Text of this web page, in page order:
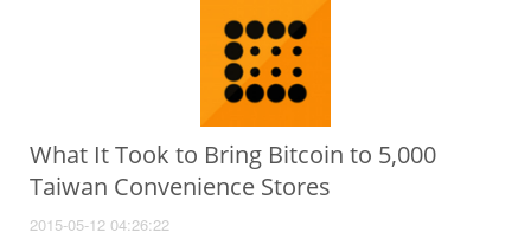
What It Took to Bring Bitcoin to 5,000
Taiwan Convenience Stores
2015-05-12 04:26:22